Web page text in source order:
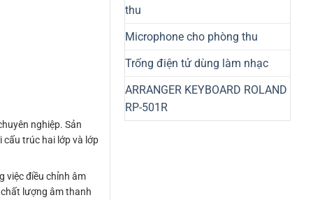
thu
Microphone cho phòng thu
Trống điện tử dùng làm nhạc
ARRANGER KEYBOARD ROLAND
RP-501R
nghiệp. Sản
cấu trúc hai lớp và lớp
việc điều chỉnh âm
lượng âm thanh